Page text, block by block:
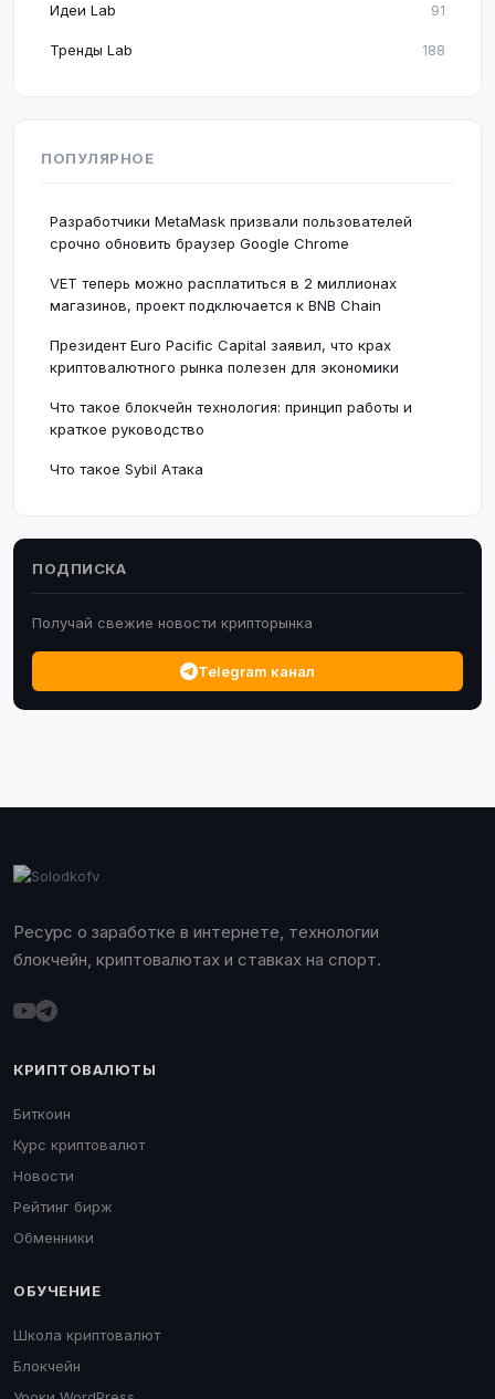
Идеи Lab 91
Тренды Lab 188
ПОПУЛЯРНОЕ
Разработчики MetaMask призвали пользователей
срочно обновить браузер Google Chrome
VET теперь можно расплатиться в 2 миллионах
магазинов, проект подключается к BNB Chain
Президент Euro Pacific Capital заявил, что крах
криптовалютного рынка полезен для экономики
Что такое блокчейн технология: принцип работы и
краткое руководство
Что такое Sybil Атака
ПОДПИСКА
Получай свежие новости крипторынка
Telegram канал
Ресурс о заработке в интернете, технологии
блокчейн, криптовалютах и ставках на спорт.
КРИПТОВАЛЮТЫ
Биткоин
Курс криптовалют
Новости
Рейтинг бирж
Обменники
ОБУЧЕНИЕ
Школа криптовалют
Блокчейн